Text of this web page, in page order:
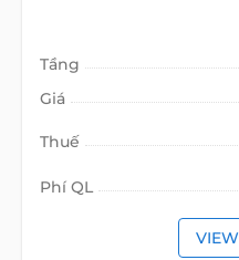
Tầng
Giá
Thuế
Phí QL